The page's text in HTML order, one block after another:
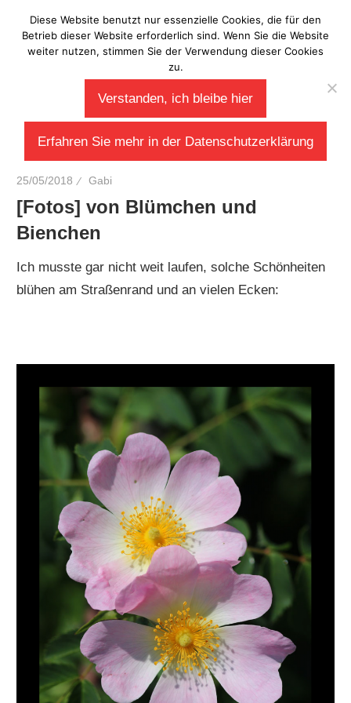
Inhalt
springen
Laberladen
25/05/2018 Gabi
[Fotos] von Blümchen und
Bienchen
Ich musste gar nicht weit laufen, solche Schönheiten
blühen am Straßenrand und an vielen Ecken:
Diese Website benutzt nur essenzielle Cookies, die für den
Betrieb dieser Website erforderlich sind. Wenn Sie die Website
weiter nutzen, stimmen Sie der Verwendung dieser Cookies
zu.
Verstanden, ich bleibe hier
Erfahren Sie mehr in der Datenschutzerklärung